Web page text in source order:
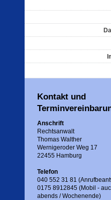
Kontakt und
Anschrift
Rechtsanwalt
Thomas Walther
Wernigeroder Weg 17
22455 Hamburg
Telefon
040 552 31 81
0175 8912845 (Mobil -
abends / Wochenende)